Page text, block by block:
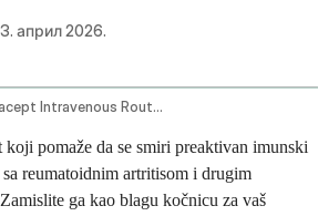
3. април 2026.
Abatacept Intravenous Route Subcutaneous Route
koji pomaže da se smiri preaktivan imunski
reumatoidnim artritisom i drugim
ga kao blagu kočnicu za vaš